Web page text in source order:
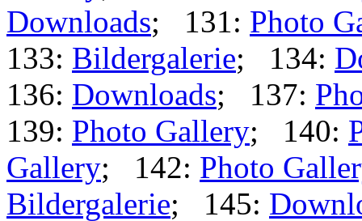
Downloads; 131: Photo
133: Bildergalerie; 134:
136: Downloads; 137:
139: Photo Gallery; 140:
Gallery; 142: Photo
Bildergalerie; 145: